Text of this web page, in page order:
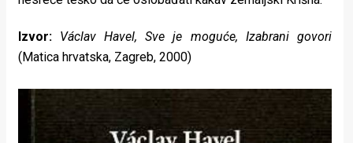
Izvor: Václav Havel, Sve je moguće, Izabrani govori
(Matica hrvatska, Zagreb, 2000)